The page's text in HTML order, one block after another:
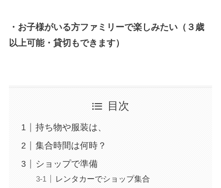
・お子様がいる方ファミリーで楽しみたい（３歳
以上可能・貸切もできます）
目次
持ち物や服装は、
集合時間は何時？
ショップで準備
レンタカーでショップ集合